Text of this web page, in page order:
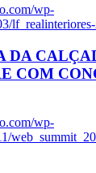
wp-
DA
COM
wp-